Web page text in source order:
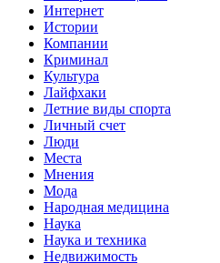
Интернет
Истории
Компании
Криминал
Культура
Лайфхаки
Летние виды спорта
Личный счет
Люди
Места
Мнения
Мода
Народная медицина
Наука
Наука и техника
Недвижимость